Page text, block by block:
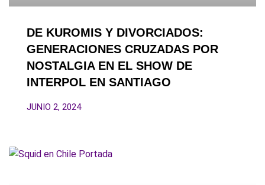
DE KUROMIS Y DIVORCIADOS:
GENERACIONES CRUZADAS POR
NOSTALGIA EN EL SHOW DE
INTERPOL EN SANTIAGO
JUNIO 2, 2024